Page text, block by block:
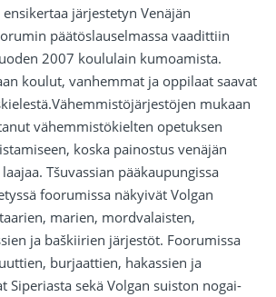
järjestetyn Venäjän
päätöslauselmassa vaadittiin
2007 koululain kumoamista.
koulut, vanhemmat ja oppilaat saavat
mukaan
vähemmistökielten opetuksen
koska painostus venäjän
Tšuvassian pääkaupungissa
foorumissa näkyivät Volgan
marien, mordvalaisten,
ja baškiirien järjestöt. Foorumissa
burjaattien, hakassien ja
Siperiasta sekä Volgan suiston nogai-